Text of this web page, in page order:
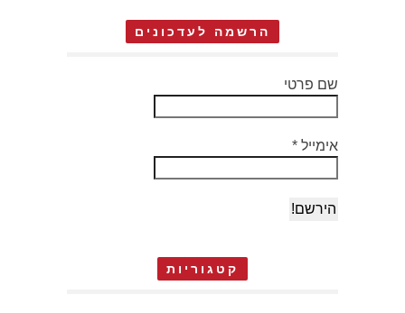
הרשמה לעדכונים
שם פרטי
אימייל *
קטגוריות